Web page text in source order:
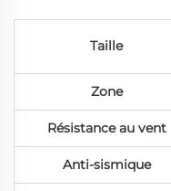
Taille
Zone
Résistance au vent
Anti-sismique